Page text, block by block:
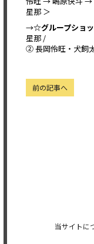
星那 ＞
→☆グループショ
星那 /
② 長岡伶旺・犬飼
前の記事へ
当サイトに